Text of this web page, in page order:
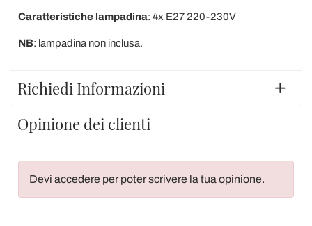
Caratteristiche lampadina: 4x E27 220-230V
NB: lampadina non inclusa.
Richiedi Informazioni
Opinione dei clienti
Devi accedere per poter scrivere la tua opinione.